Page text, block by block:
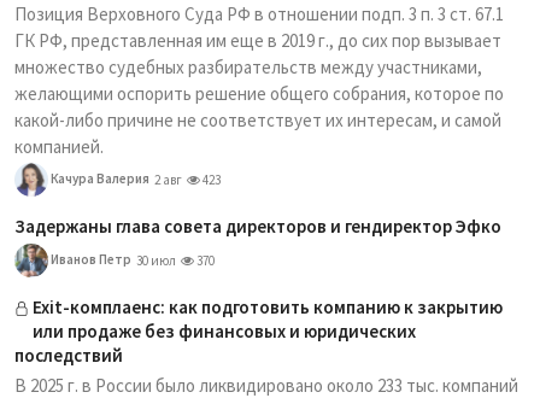
Позиция Верховного Суда РФ в отношении подп. 3 п. 3 ст. 67.1
ГК РФ, представленная им еще в 2019 г., до сих пор вызывает
множество судебных разбирательств между участниками,
желающими оспорить решение общего собрания, которое по
какой-либо причине не соответствует их интересам, и самой
компанией.
Качура Валерия 2 авг 423
Задержаны глава совета директоров и гендиректор Эфко
Иванов Петр 30 июл 370
Exit-комплаенс: как подготовить компанию к закрытию
или продаже без финансовых и юридических
последствий
В 2025 г. в России было ликвидировано около 233 тыс. компаний